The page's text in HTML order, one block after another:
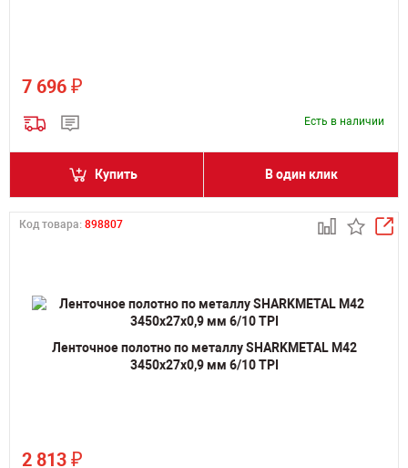
7 696 ₽
Есть в наличии
Купить В один клик
Код товара: 898807
Ленточное полотно по металлу SHARKMETAL M42
3450х27х0,9 мм 6/10 TPI
2 813 ₽